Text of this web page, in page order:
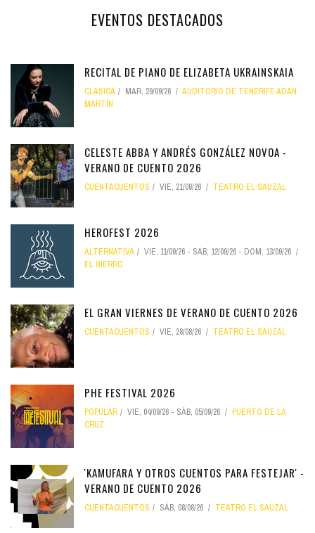
EVENTOS DESTACADOS
RECITAL DE PIANO DE ELIZABETA UKRAINSKAIA
CLÁSICA MAR, 29/09/26
AUDITORIO DE TENERIFE ADÁN
MARTÍN
CELESTE ABBA Y ANDRÉS GONZÁLEZ NOVOA -
VERANO DE CUENTO 2026
CUENTACUENTOS VIE, 21/08/26 TEATRO EL SAUZAL
HEROFEST 2026
ALTERNATIVA VIE, 11/09/26 - SÁB, 12/09/26 - DOM, 13/09/26
EL HIERRO
EL GRAN VIERNES DE VERANO DE CUENTO 2026
CUENTACUENTOS VIE, 28/08/26 TEATRO EL SAUZAL
PHE FESTIVAL 2026
POPULAR VIE, 04/09/26 - SÁB, 05/09/26
PUERTO DE LA
CRUZ
'KAMUFARA Y OTROS CUENTOS PARA FESTEJAR' -
VERANO DE CUENTO 2026
CUENTACUENTOS SÁB, 08/08/26 TEATRO EL SAUZAL